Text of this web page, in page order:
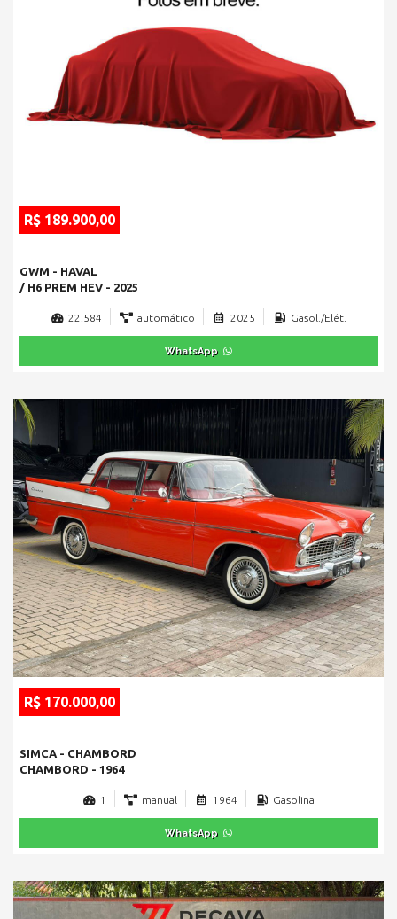
R$ 189.900,00
GWM - HAVAL
/ H6 PREM HEV - 2025
22.584 automático 2025 Gasol./Elét.
WhatsApp
R$ 170.000,00
SIMCA - CHAMBORD
CHAMBORD - 1964
1 manual 1964 Gasolina
WhatsApp